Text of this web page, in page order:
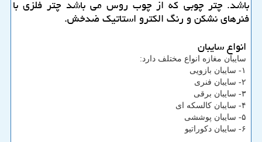
باشد. چتر چوبی كه از چوب روس می باشد چتر فلزی با
فنرهای نشكن و رنگ الكترو استاتیك ضدخش.
انواع سایبان
سایبان مغازه انواع مختلف دارد:
۱- سایبان بازویی
۲- سایبان فنری
۳- سایبان برقی
۴- سایبان کالسکه ای
۵- سایبان پوششی
۶- سایبان دکوراتیو